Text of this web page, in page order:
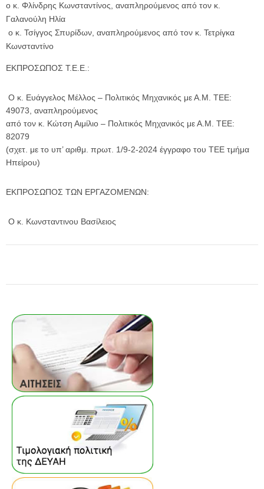
ο κ. Φλίνδρης Κωνσταντίνος, αναπληρούμενος από τον κ.
Γαλανούλη Ηλία
ο κ. Τσίγγος Σπυρίδων, αναπληρούμενος από τον κ. Τετρίγκα
Κωνσταντίνο
ΕΚΠΡΟΣΩΠΟΣ Τ.Ε.Ε.:
Ο κ. Ευάγγελος Μέλλος – Πολιτικός Μηχανικός με Α.Μ. ΤΕΕ:
49073, αναπληρούμενος
από τον κ. Κώτση Αιμίλιο – Πολιτικός Μηχανικός με Α.Μ. ΤΕΕ:
82079
(σχετ. με το υπ’ αριθμ. πρωτ. 1/9-2-2024 έγγραφο του ΤΕΕ τμήμα
Ηπείρου)
ΕΚΠΡΟΣΩΠΟΣ ΤΩΝ ΕΡΓΑΖΟΜΕΝΩΝ:
Ο κ. Κωνσταντινου Βασίλειος